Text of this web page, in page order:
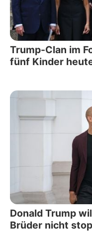
Trump-Clan im
fünf Kinder
Donald Trump
Brüder nicht